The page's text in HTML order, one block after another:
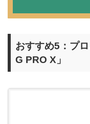
おすすめ5：プ
G PRO X」